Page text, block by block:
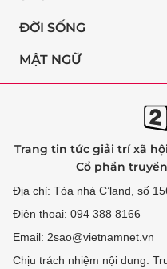
ĐỜI SỐNG
MẬT NGỮ
Trang tin tức giải trí xã
Cổ phần
Địa chỉ: Tòa nhà C’land, số
Điện thoại: 094 388 8166
Email: 2sao@vietnamnet.vn
Chịu trách nhiệm nội dung: